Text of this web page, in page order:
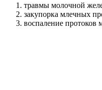
травмы молочной
закупорка млечных
воспаление протоков